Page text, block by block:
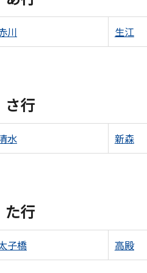
川 生江
さ行
水 新森
た行
子橋 高殿